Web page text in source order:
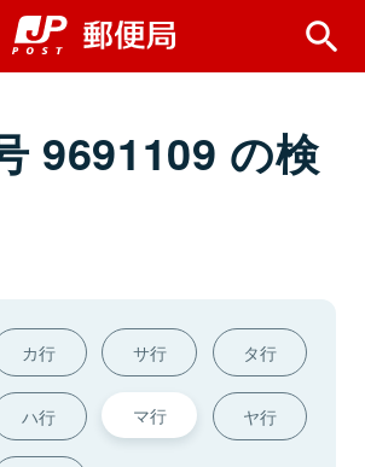
9691109 の検
カ行 サ行 タ行
ハ行 マ行 ヤ行